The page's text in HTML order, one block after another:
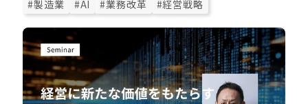
#製造業 #AI #業務改革 #経営戦略